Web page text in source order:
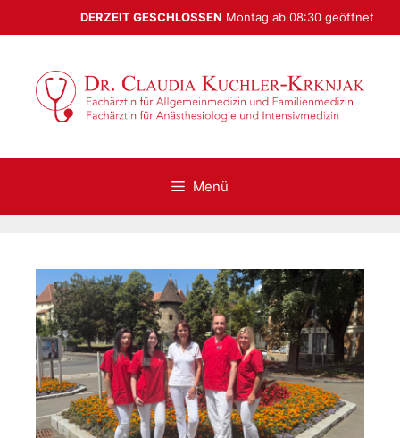
DERZEIT GESCHLOSSEN Montag ab 08:30 geöffnet
Menü